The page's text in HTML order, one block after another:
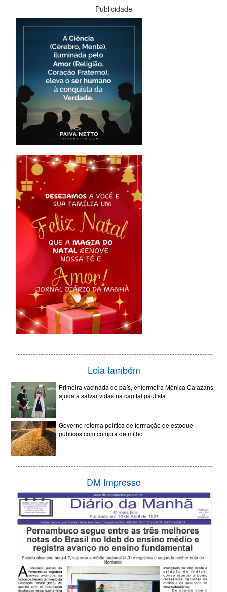
Publicidade
Leia também
Primeira vacinada do país, enfermeira Mônica Calazans
ajuda a salvar vidas na capital paulista
Governo retoma política de formação de estoque
públicos com compra de milho
DM Impresso